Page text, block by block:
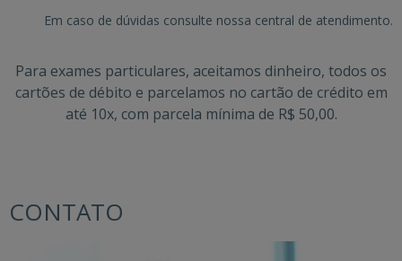
Em caso de dúvidas consulte nossa central de atendimento.
Para exames particulares, aceitamos dinheiro, todos os
cartões de débito e parcelamos no cartão de crédito em
até 10x, com parcela mínima de R$ 50,00.
CONTATO